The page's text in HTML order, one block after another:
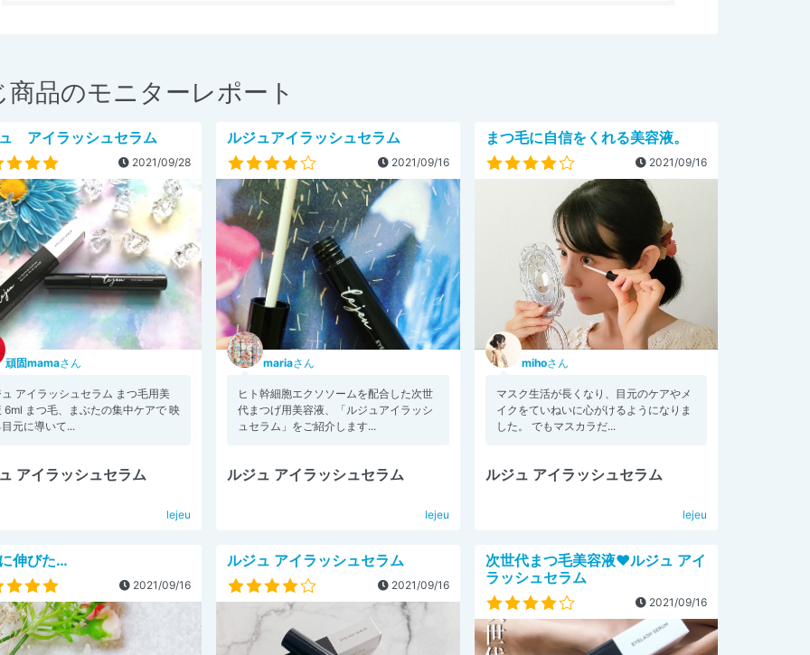
商品のモニターレポート
アイラッシュセラム
2021/09/28
頑固mamaさん
アイラッシュセラム まつ毛用美
6ml まつ毛、まぶたの集中ケアで 映
元に導いて...
アイラッシュセラム
lejeu
ルジュアイラッシュセラム
2021/09/16
mariaさん
ヒト幹細胞エクソソームを配合した次世
代まつげ用美容液、「ルジュアイラッシ
ュセラム」をご紹介します...
ルジュ アイラッシュセラム
lejeu
まつ毛に自信をくれる美容液。
2021/09/16
mihoさん
マスク生活が長くなり、目元のケアやメ
イクをていねいに心がけるようになりま
した。 でもマスカラだ...
ルジュ アイラッシュセラム
lejeu
伸びた…
2021/09/16
ルジュ アイラッシュセラム
2021/09/16
次世代まつ毛美容液❤️ルジュ アイ
ラッシュセラム
2021/09/16